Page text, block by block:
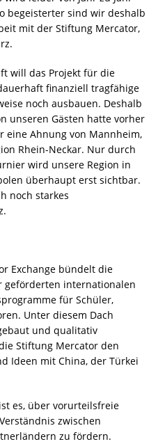
begeisterter sind wir deshalb
mit der Stiftung Mercator,
will das Projekt für die
finanziell tragfähige
noch ausbauen. Deshalb
unseren Gästen hatte vorher
eine Ahnung von Mannheim,
Rhein-Neckar. Nur durch
wird unsere Region in
überhaupt erst sichtbar.
noch starkes
Exchange bündelt die
geförderten internationalen
für Schüler,
Unter diesem Dach
und qualitativ
Stiftung Mercator den
Ideen mit China, der Türkei
es, über vorurteilsfreie
zwischen
zu fördern.